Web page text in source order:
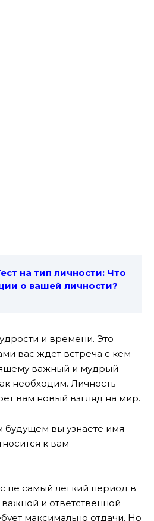
на тип личности: Что
о вашей личности?
и времени. Это
вас ждет встреча с кем-
важный и мудрый
необходим. Личность
вам новый взгляд на мир.
вы узнаете имя
к вам
не самый легкий период в
и ответственной
максимально отдачи. Но